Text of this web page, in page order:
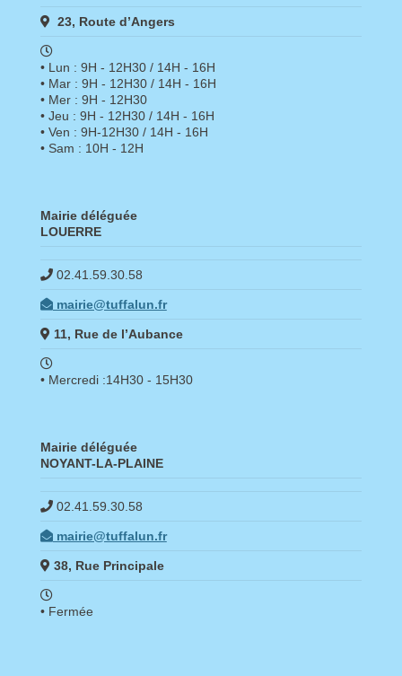
23, Route d’Angers
• Lun : 9H - 12H30 / 14H - 16H
• Mar : 9H - 12H30 / 14H - 16H
• Mer : 9H - 12H30
• Jeu : 9H - 12H30 / 14H - 16H
• Ven : 9H-12H30 / 14H - 16H
• Sam : 10H - 12H
Mairie déléguée
LOUERRE
02.41.59.30.58
mairie@tuffalun.fr
11, Rue de l’Aubance
• Mercredi :14H30 - 15H30
Mairie déléguée
NOYANT-LA-PLAINE
02.41.59.30.58
mairie@tuffalun.fr
38, Rue Principale
• Fermée